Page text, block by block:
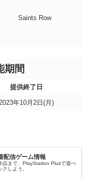
Saints Row
期間
提供終了日
2023年10月2日(月)
配信ゲーム情報
品まで、PlayStation Plusで遊べ
しよう。